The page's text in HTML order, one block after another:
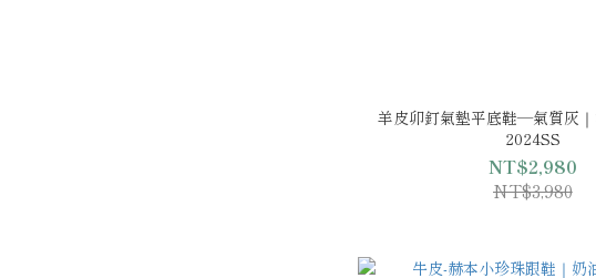
羊皮卯釘氣墊平底鞋—氣質灰
2024SS
NT$2,980
NT$3,980